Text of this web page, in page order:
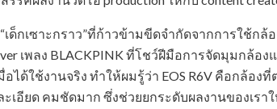
เด็กเซาะกราว”ที่ก้าวข้ามขีดจำกัดจากการใช้ก
เพลง BLACKPINK ที่โชว์ฝีมือการจัดมุมกล้อ
มื่อได้ใช้งานจริง ทำให้ผมรู้ว่า EOS R6V คือกล้
อียด คมชัดมาก ซึ่งช่วยยกระดับผลงานของเร